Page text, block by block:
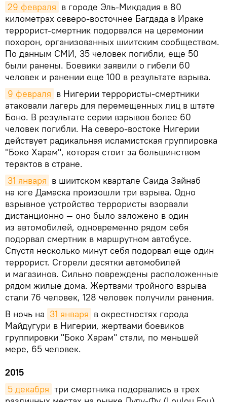
29 февраля в городе Эль-Микдадия в 80
километрах северо-восточнее Багдада в Ираке
террорист-смертник подорвался на церемонии
похорон, организованных шиитским сообществом.
По данным СМИ, 35 человек погибли, еще 50
были ранены. Боевики заявили о гибели 60
человек и ранении еще 100 в результате взрыва.
9 февраля в Нигерии террористы-смертники
атаковали лагерь для перемещенных лиц в штате
Боно. В результате серии взрывов более 60
человек погибли. На северо-востоке Нигерии
действует радикальная исламистская группировка
"Боко Харам", которая стоит за большинством
терактов в стране.
31 января в шиитском квартале Саида Зайнаб
на юге Дамаска произошли три взрыва. Одно
взрывное устройство террористы взорвали
дистанционно — оно было заложено в один
из автомобилей, одновременно рядом себя
подорвал смертник в маршрутном автобусе.
Спустя несколько минут себя подорвал еще один
террорист. Сгорели десятки автомобилей
и магазинов. Сильно повреждены расположенные
рядом жилые дома. Жертвами тройного взрыва
стали 76 человек, 128 человек получили ранения.
В ночь на 31 января в окрестностях города
Майдугури в Нигерии, жертвами боевиков
группировки "Боко Харам" стали, по меньшей
мере, 65 человек.
2015
5 декабря три смертника подорвались в трех